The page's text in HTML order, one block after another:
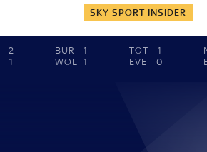
SKY SPORT INSIDER
2
1
BUR
1
WOL
1
TOT
1
EVE
0